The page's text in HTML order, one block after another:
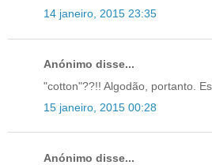
14 janeiro, 2015 23:35
Anónimo disse...
"cotton"??!! Algodão, portanto.
15 janeiro, 2015 00:28
Anónimo disse...